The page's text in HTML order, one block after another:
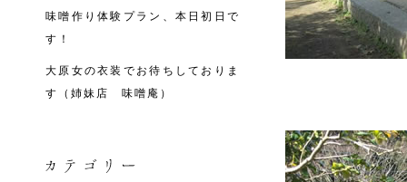
味噌作り体験プラン、本日初日で
す！
大原女の衣装でお待ちしておりま
す（姉妹店 味噌庵）